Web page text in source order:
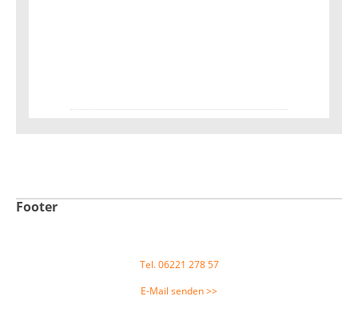
Footer
Tel. 06221 278 57
E-Mail senden >>